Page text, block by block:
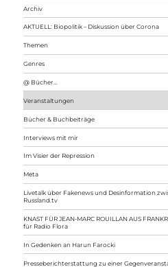
Archiv
AKTUELL: Biopolitik – Diskussion über Corona
Themen
Genres
@ Bücher…
Veranstaltungen
Bücher & Buchbeiträge
Interviews mit mir
Im Visier der Repression
Meta
Livetalk über Fakenews und Desinformation
Russland.tv
KNAST FÜR JEAN-MARC ROUILLAN AUS
für Radio Flora
In Gedenken an Harun Farocki
Presseberichterstattung zu einer